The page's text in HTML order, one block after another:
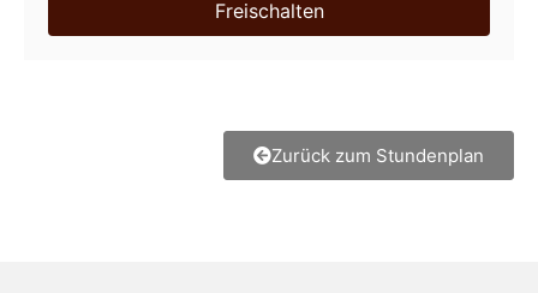
Freischalten
Zurück zum Stundenplan